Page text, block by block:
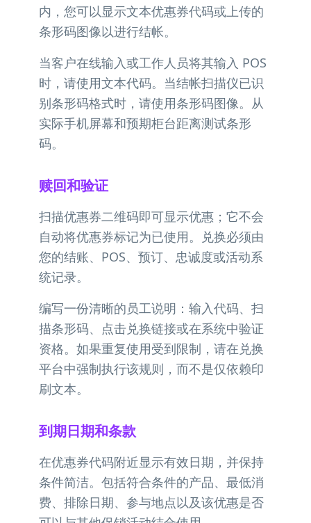
内，您可以显示文本优惠券代码或上传的
条形码图像以进行结帐。
当客户在线输入或工作人员将其输入 POS
时，请使用文本代码。当结帐扫描仪已识
别条形码格式时，请使用条形码图像。从
实际手机屏幕和预期柜台距离测试条形
码。
赎回和验证
扫描优惠券二维码即可显示优惠；它不会
自动将优惠券标记为已使用。兑换必须由
您的结账、POS、预订、忠诚度或活动系
统记录。
编写一份清晰的员工说明：输入代码、扫
描条形码、点击兑换链接或在系统中验证
资格。如果重复使用受到限制，请在兑换
平台中强制执行该规则，而不是仅依赖印
刷文本。
到期日期和条款
在优惠券代码附近显示有效日期，并保持
条件简洁。包括符合条件的产品、最低消
费、排除日期、参与地点以及该优惠是否